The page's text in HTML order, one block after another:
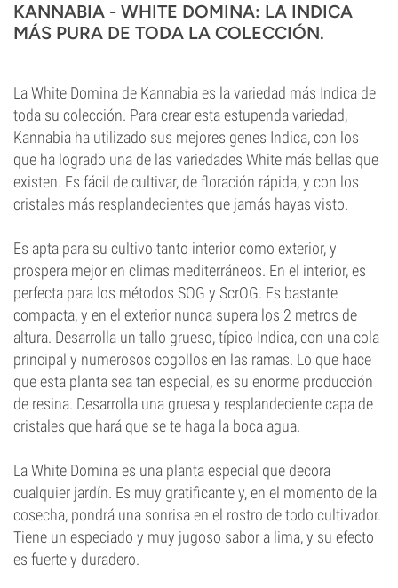
KANNABIA - WHITE DOMINA: LA INDICA
MÁS PURA DE TODA LA COLECCIÓN.
La White Domina de Kannabia es la variedad más Indica de
toda su colección. Para crear esta estupenda variedad,
Kannabia ha utilizado sus mejores genes Indica, con los
que ha logrado una de las variedades White más bellas que
existen. Es fácil de cultivar, de floración rápida, y con los
cristales más resplandecientes que jamás hayas visto.
Es apta para su cultivo tanto interior como exterior, y
prospera mejor en climas mediterráneos. En el interior, es
perfecta para los métodos SOG y ScrOG. Es bastante
compacta, y en el exterior nunca supera los 2 metros de
altura. Desarrolla un tallo grueso, típico Indica, con una cola
principal y numerosos cogollos en las ramas. Lo que hace
que esta planta sea tan especial, es su enorme producción
de resina. Desarrolla una gruesa y resplandeciente capa de
cristales que hará que se te haga la boca agua.
La White Domina es una planta especial que decora
cualquier jardín. Es muy gratificante y, en el momento de la
cosecha, pondrá una sonrisa en el rostro de todo cultivador.
Tiene un especiado y muy jugoso sabor a lima, y su efecto
es fuerte y duradero.